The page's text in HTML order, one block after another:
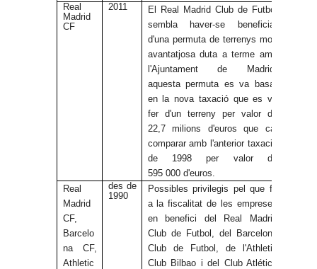
Real
Madrid
CF
2011
El Real Madrid Club de Futbol
sembla haver-se beneficiat
d'una permuta de terrenys molt
avantatjosa duta a terme amb
l'Ajuntament de Madrid;
aquesta permuta es va basar
en la nova taxació que es va
fer d'un terreny per valor de
22,7 milions d'euros que cal
comparar amb l'anterior taxació
de 1998 per valor de
595 000 d'euros.
Real
Madrid
CF,
Barcelo
na CF,
Athletic
des de
1990
Possibles privilegis pel que fa
a la fiscalitat de les empreses
en benefici del Real Madrid
Club de Futbol, del Barcelona
Club de Futbol, de l'Athletic
Club Bilbao i del Club Atlético